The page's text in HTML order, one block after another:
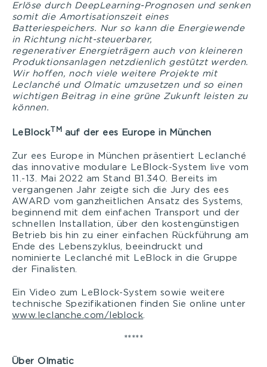
Erlöse durch DeepLearning-Prognosen und senken
somit die Amortisationszeit eines
Batteriespeichers. Nur so kann die Energiewende
in Richtung nicht-steuerbarer,
regenerativer Energieträgern auch von kleineren
Produktionsanlagen netzdienlich gestützt werden.
Wir hoffen, noch viele weitere Projekte mit
Leclanché und Olmatic umzusetzen und so einen
wichtigen Beitrag in eine grüne Zukunft leisten zu
können.
LeBlockTM auf der ees Europe in München
Zur ees Europe in München präsentiert Leclanché
das innovative modulare LeBlock-System live vom
11.-13. Mai 2022 am Stand B1.340. Bereits im
vergangenen Jahr zeigte sich die Jury des ees
AWARD vom ganzheitlichen Ansatz des Systems,
beginnend mit dem einfachen Transport und der
schnellen Installation, über den kostengünstigen
Betrieb bis hin zu einer einfachen Rückführung am
Ende des Lebenszyklus, beeindruckt und
nominierte Leclanché mit LeBlock in die Gruppe
der Finalisten.
Ein Video zum LeBlock-System sowie weitere
technische Spezifikationen finden Sie online unter
www.leclanche.com/leblock
*****
Über Olmatic